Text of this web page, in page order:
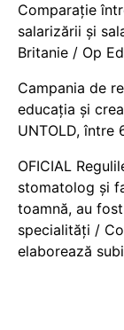
Comparație
salarizării și
Britanie / Op
Campania de
educația și
UNTOLD, între
OFICIAL
stomatolog și
toamnă, au
specialități /
elaborează